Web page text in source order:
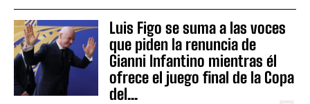
Luis Figo se suma a las voces
que piden la renuncia de
Gianni Infantino mientras él
ofrece el juego final de la Copa
del...